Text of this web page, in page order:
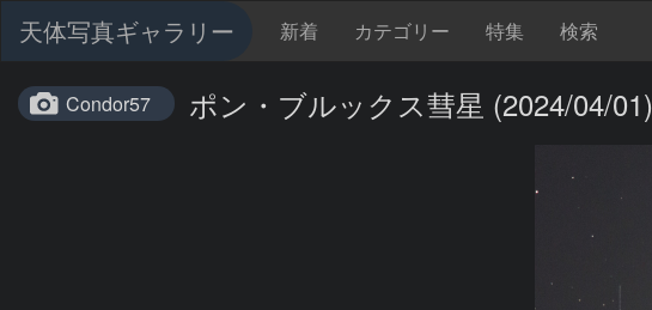
天体写真ギャラリー 新着 カテゴリー 特集 検索
Condor57 ポン・ブルックス彗星 (2024/04/01)